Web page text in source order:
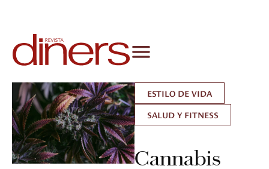
ESTILO DE VIDA
SALUD Y FITNESS
Cannabis